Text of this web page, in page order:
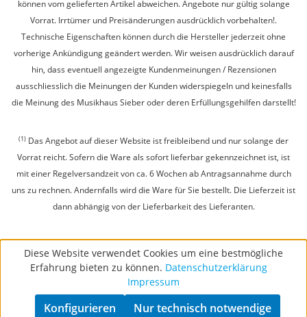
können vom gelieferten Artikel abweichen. Angebote nur gültig solange
Vorrat. Irrtümer und Preisänderungen ausdrücklich vorbehalten!.
Technische Eigenschaften können durch die Hersteller jederzeit ohne
vorherige Ankündigung geändert werden. Wir weisen ausdrücklich darauf
hin, dass eventuell angezeigte Kundenmeinungen / Rezensionen
ausschliesslich die Meinungen der Kunden widerspiegeln und keinesfalls
die Meinung des Musikhaus Sieber oder deren Erfüllungsgehilfen darstellt!
(1) Das Angebot auf dieser Website ist freibleibend und nur solange der
Vorrat reicht. Sofern die Ware als sofort lieferbar gekennzeichnet ist, ist
mit einer Regelversandzeit von ca. 6 Wochen ab Antragsannahme durch
uns zu rechnen. Andernfalls wird die Ware für Sie bestellt. Die Lieferzeit ist
dann abhängig von der Lieferbarkeit des Lieferanten.
Diese Website verwendet Cookies um eine bestmögliche
Erfahrung bieten zu können. Datenschutzerklärung
Impressum
Nur technisch notwendige
Konfigurieren